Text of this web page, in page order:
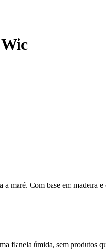
maré. Com base em madeira
flanela úmida, sem produtos